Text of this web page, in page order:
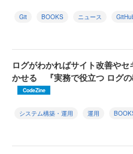
Git BOOKS ニュース
ログがわかればサイト改善や
かせる 『実務で役立つ ログ
CodeZine
システム構築・運用 運用